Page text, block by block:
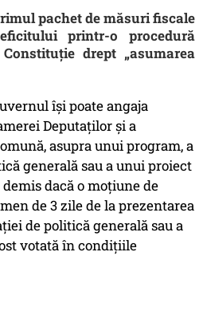
pachet de măsuri fiscale
printr-o procedură
drept „asumarea
îşi poate angaja
Deputaţilor şi a
asupra unui program, a
generală sau a unui proiect
dacă o moţiune de
de 3 zile de la prezentarea
de politică generală sau a
votată în condiţiile